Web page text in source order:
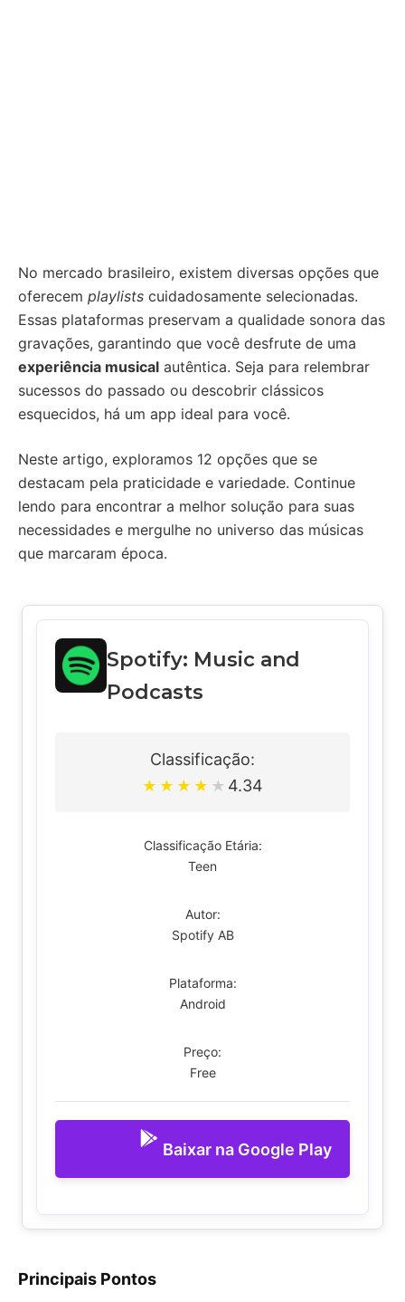
No mercado brasileiro, existem diversas opções que
oferecem playlists cuidadosamente selecionadas.
Essas plataformas preservam a qualidade sonora das
gravações, garantindo que você desfrute de uma
experiência musical autêntica. Seja para relembrar
sucessos do passado ou descobrir clássicos
esquecidos, há um app ideal para você.
Neste artigo, exploramos 12 opções que se
destacam pela praticidade e variedade. Continue
lendo para encontrar a melhor solução para suas
necessidades e mergulhe no universo das músicas
que marcaram época.
Spotify: Music and
Podcasts
Classificação:
★ ★ ★ ★ ★ 4.34
Classificação Etária:
Teen
Autor:
Spotify AB
Plataforma:
Android
Preço:
Free
Baixar na Google Play
Principais Pontos